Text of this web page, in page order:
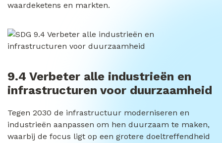
waardeketens en markten.
9.4 Verbeter alle industrieën en
infrastructuren voor duurzaamheid
Tegen 2030 de infrastructuur moderniseren en
industrieën aanpassen om hen duurzaam te maken,
waarbij de focus ligt op een grotere doeltreffendheid